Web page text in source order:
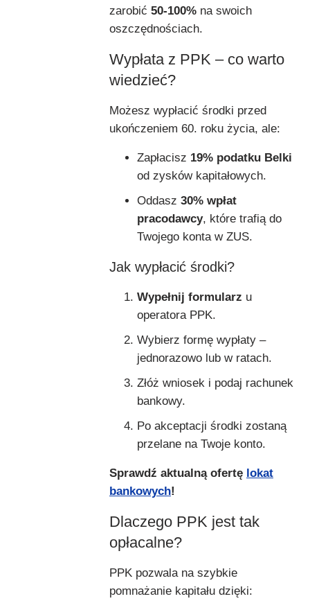
zarobić 50-100% na swoich
oszczędnościach.
Wypłata z PPK – co warto
wiedzieć?
Możesz wypłacić środki przed
ukończeniem 60. roku życia, ale:
Zapłacisz 19% podatku Belki
od zysków kapitałowych.
Oddasz 30% wpłat
pracodawcy, które trafią do
Twojego konta w ZUS.
Jak wypłacić środki?
Wypełnij formularz u
operatora PPK.
Wybierz formę wypłaty –
jednorazowo lub w ratach.
Złóż wniosek i podaj rachunek
bankowy.
Po akceptacji środki zostaną
przelane na Twoje konto.
Sprawdź aktualną ofertę lokat
bankowych!
Dlaczego PPK jest tak
opłacalne?
PPK pozwala na szybkie
pomnażanie kapitału dzięki: